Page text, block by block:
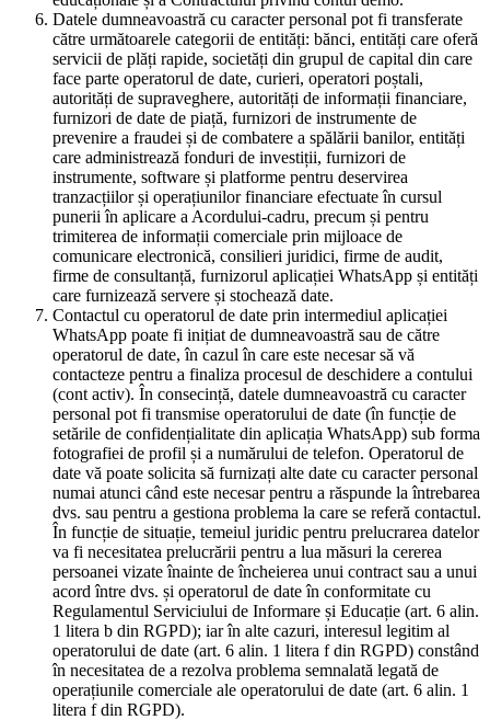
Datele dumneavoastră cu caracter personal pot fi transferate
către următoarele categorii de entități: bănci, entități care oferă
servicii de plăți rapide, societăți din grupul de capital din care
face parte operatorul de date, curieri, operatori poștali,
autorități de supraveghere, autorități de informații financiare,
furnizori de date de piață, furnizori de instrumente de
prevenire a fraudei și de combatere a spălării banilor, entități
care administrează fonduri de investiții, furnizori de
instrumente, software și platforme pentru deservirea
tranzacțiilor și operațiunilor financiare efectuate în cursul
punerii în aplicare a Acordului-cadru, precum și pentru
trimiterea de informații comerciale prin mijloace de
comunicare electronică, consilieri juridici, firme de audit,
firme de consultanță, furnizorul aplicației WhatsApp și entități
care furnizează servere și stochează date.
Contactul cu operatorul de date prin intermediul aplicației
WhatsApp poate fi inițiat de dumneavoastră sau de către
operatorul de date, în cazul în care este necesar să vă
contacteze pentru a finaliza procesul de deschidere a contului
(cont activ). În consecință, datele dumneavoastră cu caracter
personal pot fi transmise operatorului de date (în funcție de
setările de confidențialitate din aplicația WhatsApp) sub forma
fotografiei de profil și a numărului de telefon. Operatorul de
date vă poate solicita să furnizați alte date cu caracter personal
numai atunci când este necesar pentru a răspunde la întrebarea
dvs. sau pentru a gestiona problema la care se referă contactul.
În funcție de situație, temeiul juridic pentru prelucrarea datelor
va fi necesitatea prelucrării pentru a lua măsuri la cererea
persoanei vizate înainte de încheierea unui contract sau a unui
acord între dvs. și operatorul de date în conformitate cu
Regulamentul Serviciului de Informare și Educație (art. 6 alin.
1 litera b din RGPD); iar în alte cazuri, interesul legitim al
operatorului de date (art. 6 alin. 1 litera f din RGPD) constând
în necesitatea de a rezolva problema semnalată legată de
operațiunile comerciale ale operatorului de date (art. 6 alin. 1
litera f din RGPD).